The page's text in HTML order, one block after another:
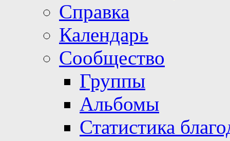
Справка
Календарь
Сообщество
Группы
Альбомы
Статистика